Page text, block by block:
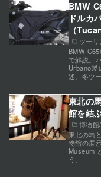
ツーリ
BMW
ドルカ
（
BMW
で解説。
Urbano製
述。冬ツ
博物館
東北の
館を結
東北の馬
物館の展
Museum
う。